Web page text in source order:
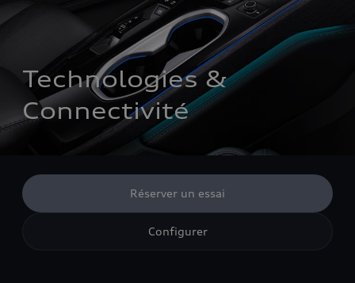
Technologies &
Connectivité
Réserver un essai
Configurer